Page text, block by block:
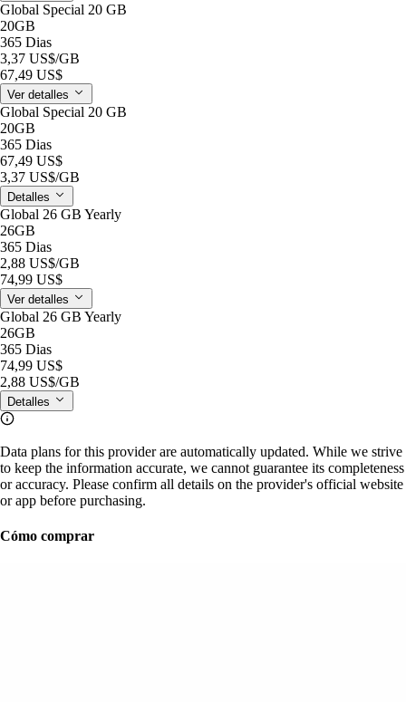
Global Special 20 GB
20GB
365 Dias
3,37 US$/GB
67,49 US$
Ver detalles
Global Special 20 GB
20GB
365 Dias
67,49 US$
3,37 US$/GB
Detalles
Global 26 GB Yearly
26GB
365 Dias
2,88 US$/GB
74,99 US$
Ver detalles
Global 26 GB Yearly
26GB
365 Dias
74,99 US$
2,88 US$/GB
Detalles
Data plans for this provider are automatically updated. While we strive
to keep the information accurate, we cannot guarantee its completeness
or accuracy. Please confirm all details on the provider's official website
or app before purchasing.
Cómo comprar